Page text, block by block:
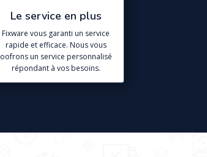
Le service en plus
Fixware vous garanti un service
rapide et efficace. Nous vous
oofrons un service personnalisé
répondant à vos besoins.